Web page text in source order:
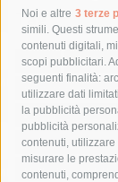
Noi e altre 3 terze
simili. Questi
contenuti digitali,
scopi pubblicitari.
seguenti finalità:
utilizzare dati
la pubblicità
pubblicità
contenuti,
misurare le
contenuti,
Tag
acqua allerta
area marina
Asl Napoli 3 sud
castellammare
comune di